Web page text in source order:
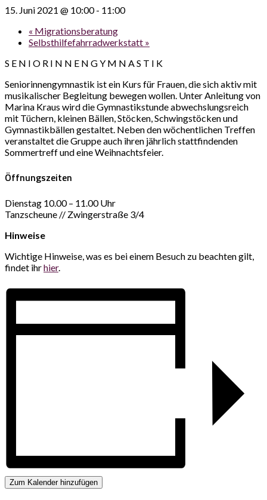
15. Juni 2021 @ 10:00- 11:00
« Migrationsberatung
Selbsthilfefahrradwerkstatt »
S E N I O R I N N E N G Y M N A S T I K
Seniorinnengymnastik ist ein Kurs für Frauen, die sich aktiv mit
musikalischer Begleitung bewegen wollen. Unter Anleitung von
Marina Kraus wird die Gymnastikstunde abwechslungsreich
mit Tüchern, kleinen Bällen, Stöcken, Schwingstöcken und
Gymnastikbällen gestaltet. Neben den wöchentlichen Treffen
veranstaltet die Gruppe auch ihren jährlich stattfindenden
Sommertreff und eine Weihnachtsfeier.
Öffnungszeiten
Dienstag 10.00 – 11.00 Uhr
Tanzscheune // Zwingerstraße 3/4
Hinweise
Wichtige Hinweise, was es bei einem Besuch zu beachten gilt,
findet ihrhier.
Zum Kalender hinzufügen